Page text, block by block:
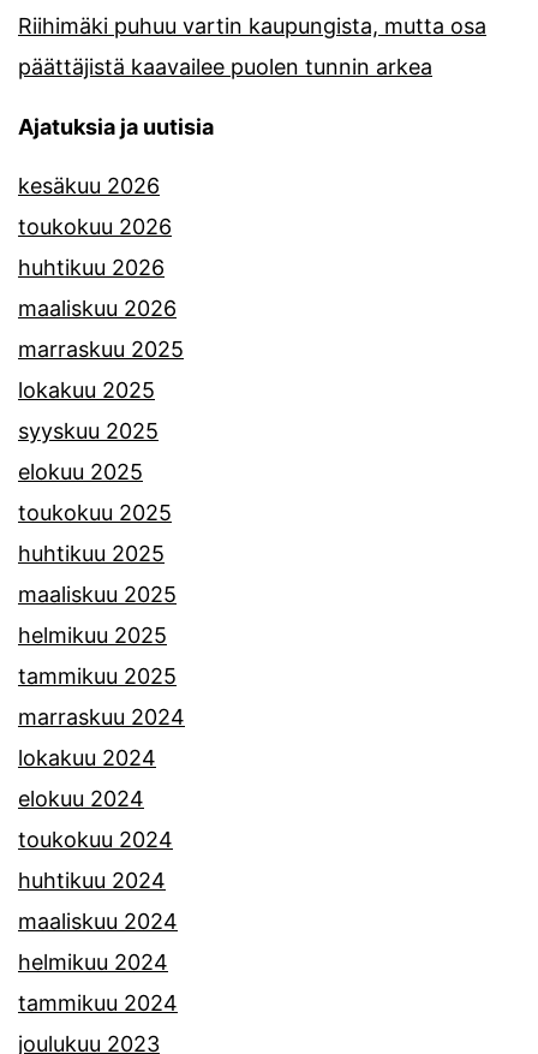
Riihimäki puhuu vartin kaupungista, mutta osa
päättäjistä kaavailee puolen tunnin arkea
Ajatuksia ja uutisia
kesäkuu 2026
toukokuu 2026
huhtikuu 2026
maaliskuu 2026
marraskuu 2025
lokakuu 2025
syyskuu 2025
elokuu 2025
toukokuu 2025
huhtikuu 2025
maaliskuu 2025
helmikuu 2025
tammikuu 2025
marraskuu 2024
lokakuu 2024
elokuu 2024
toukokuu 2024
huhtikuu 2024
maaliskuu 2024
helmikuu 2024
tammikuu 2024
joulukuu 2023